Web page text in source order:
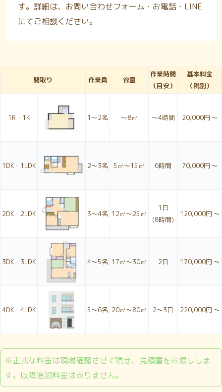
す。詳細は、お問い合わせフォーム・お電話・LINE
にてご相談ください。
間取り 作業員 容量
作業時間
（目安）
基本料金
（税別）
1R・1K 1〜2名 ～8㎥ ～4時間 20,000円 ～
1DK・1LDK 2〜3名 5㎥～15㎥ 6時間 70,000円 ～
2DK・2LDK 3〜4名 12㎥～25㎥
1日
(8時間)
120,000円 ～
3DK・3LDK 4〜5名 17㎥～30㎥ 2日 170,000円 ～
4DK・4LDK 5〜6名 20㎥～80㎥ 2〜3日 220,000円 ～
※正式な料金は現場確認させて頂き、見積書をお渡ししま
す。以降追加料金はありません。